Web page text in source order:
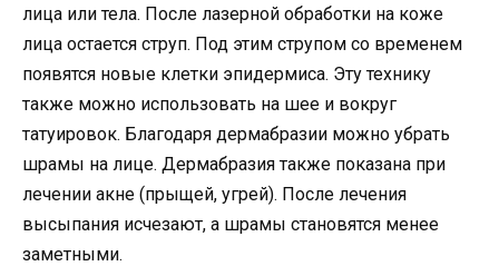
лица или тела. После лазерной обработки на коже
лица остается струп. Под этим струпом со временем
появятся новые клетки эпидермиса. Эту технику
также можно использовать на шее и вокруг
татуировок. Благодаря дермабразии можно убрать
шрамы на лице. Дермабразия также показана при
лечении акне (прыщей, угрей). После лечения
высыпания исчезают, а шрамы становятся менее
заметными.